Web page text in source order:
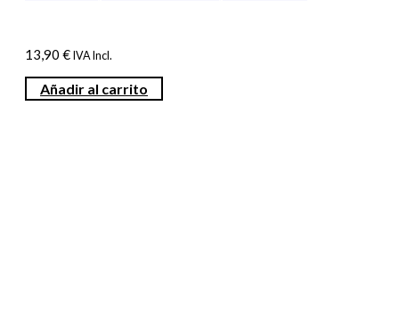
13,90 € IVA Incl.
Añadir al carrito